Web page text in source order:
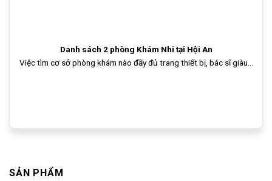
Danh sách 2 phòng Khám Nhi tại Hội An
Việc tìm cơ sở phòng khám nào đầy đủ trang thiết bị, bác sĩ giàu...
SẢN PHẨM